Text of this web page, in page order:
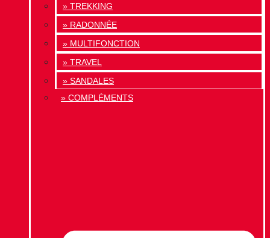
» TREKKING
» RADONNÉE
» MULTIFONCTION
» TRAVEL
» SANDALES
» COMPLÉMENTS